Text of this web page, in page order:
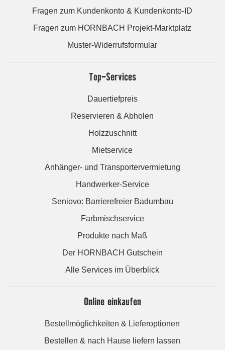
Fragen zum Kundenkonto & Kundenkonto-ID
Fragen zum HORNBACH Projekt-Marktplatz
Muster-Widerrufsformular
Top-Services
Dauertiefpreis
Reservieren & Abholen
Holzzuschnitt
Mietservice
Anhänger- und Transportervermietung
Handwerker-Service
Seniovo: Barrierefreier Badumbau
Farbmischservice
Produkte nach Maß
Der HORNBACH Gutschein
Alle Services im Überblick
Online einkaufen
Bestellmöglichkeiten & Lieferoptionen
Bestellen & nach Hause liefern lassen